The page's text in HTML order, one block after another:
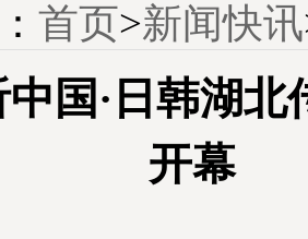
首页>新闻快讯
中国·日韩湖
开幕